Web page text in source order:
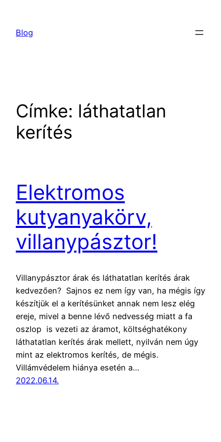
tartalomhoz
Blog
Címke: láthatatlan
kerítés
Elektromos
kutyanyakörv,
villanypásztor!
Villanypásztor árak és láthatatlan kerítés árak
kedvezően? Sajnos ez nem így van, ha mégis így
készítjük el a kerítésünket annak nem lesz elég
ereje, mivel a benne lévő nedvesség miatt a fa
oszlop is vezeti az áramot, költséghatékony
láthatatlan kerítés árak mellett, nyilván nem úgy
mint az elektromos kerítés, de mégis.
Villámvédelem hiánya esetén a…
2022.06.14.